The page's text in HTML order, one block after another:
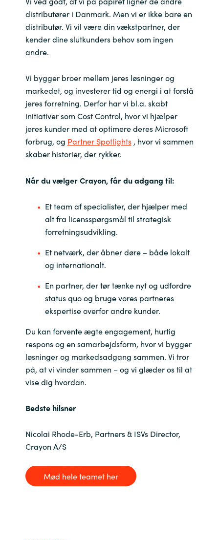
France
Germany
Iceland
India
Indonesia
Kingdom of Saudi Arabia
Kuwait
Latvia
Lithuania
Malaysia
Middle East
Netherlands
Norway
Oman
Portugal
Romania
distributører i Danmark. Men vi er ikke bare en
distributør. Vi vil være din vækstpartner, der
kender dine slutkunders behov som ingen
andre.
Vi bygger broer mellem jeres løsninger og
markedet, og investerer tid og energi i at forstå
jeres forretning. Derfor har vi bl.a. skabt
initiativer som Cost Control, hvor vi hjælper
jeres kunder med at optimere deres Microsoft
forbrug, og Partner Spotlights, hvor vi sammen
skaber historier, der rykker.
Når du vælger Crayon, får du adgang til:
Et team af specialister, der hjælper med
alt fra licensspørgsmål til strategisk
forretningsudvikling.
Et netværk, der åbner døre – både lokalt
og internationalt.
En partner, der tør tænke nyt og udfordre
status quo og bruge vores partneres
ekspertise overfor andre kunder.
Du kan forvente ægte engagement, hurtig
respons og en samarbejdsform, hvor vi bygger
løsninger og markedsadgang sammen. Vi tror
på, at vi vinder sammen – og vi glæder os til at
vise dig hvordan.
Bedste hilsner
Nicolai Rhode-Erb, Partners & ISVs Director,
Crayon A/S
Mød hele teamet her